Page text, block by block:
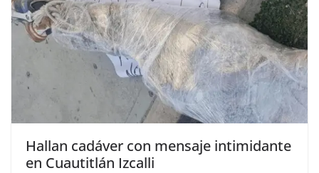
Hallan cadáver con mensaje intimidante
en Cuautitlán Izcalli